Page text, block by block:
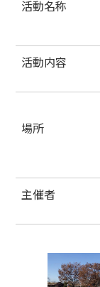
お問い合わせ
活動名称
活動内容
場所
主催者